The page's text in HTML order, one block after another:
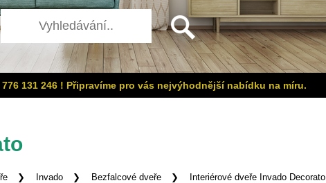
131 246 ! Připravíme pro vás nejvýhodnější nabídku na míru.
Invado Bezfalcové dveře Interiérové dveře Invado Decorato